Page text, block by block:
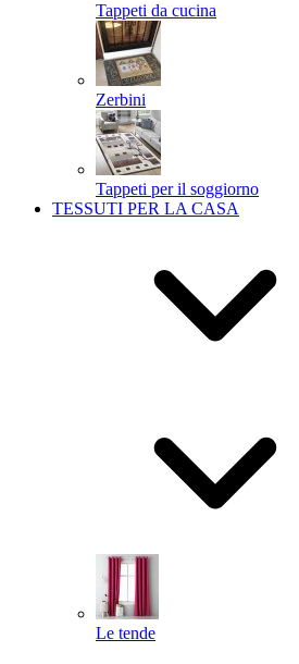
Tappeti da cucina
Zerbini
Tappeti per il soggiorno
TESSUTI PER LA CASA
Le tende